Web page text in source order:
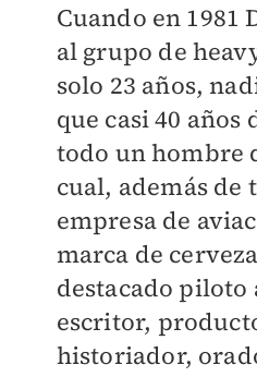
Cuando en 1981
al grupo de
solo 23 años,
que casi 40 años
todo un hombre
cual, además de
empresa de
marca de
destacado piloto
escritor,
historiador,